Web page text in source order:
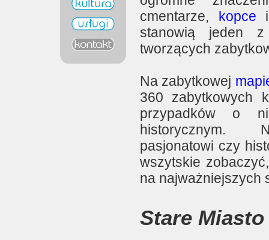
cmentarze, kopce
stanowią jeden z
tworzących
Na zabytkowej
360 zabytkowych
przypadków o
historycznym.
pasjonatowi czy
wszytskie
na najważniejszych
Stare